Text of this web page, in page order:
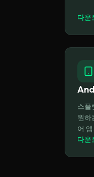
다운
스플
원하
어 앱.
다운